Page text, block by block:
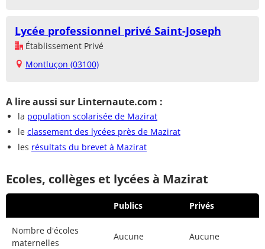
Lycée professionnel privé Saint-Joseph
Établissement Privé
Montluçon (03100)
A lire aussi sur Linternaute.com :
la population scolarisée de Mazirat
le classement des lycées près de Mazirat
les résultats du brevet à Mazirat
Ecoles, collèges et lycées à Mazirat
Publics Privés
Nombre d'écoles
maternelles
Aucune Aucune